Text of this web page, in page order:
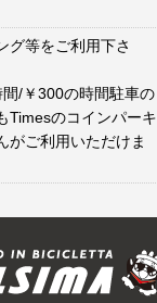
グ等をご利用下さ
/￥300の時間駐車の
Timesのコインパーキ
がご利用いただけま